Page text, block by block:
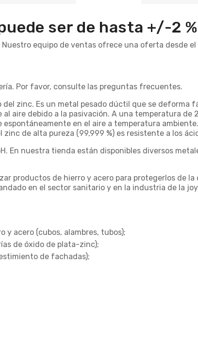
ser de hasta +/-2 %
equipo de ventas ofrece una oferta desde
Por favor, consulte las preguntas frecuentes.
zinc. Es un metal pesado dúctil que se deforma
aire debido a la pasivación. A una temperatura
en el aire a temperatura
de alta pureza (99,999 %) es resistente a los
En nuestra tienda están disponibles diversos
productos de hierro y acero para protegerlos de
en el sector sanitario y en la industria de la
acero (cubos, alambres, tubos);
de óxido de plata-zinc);
de fachadas);